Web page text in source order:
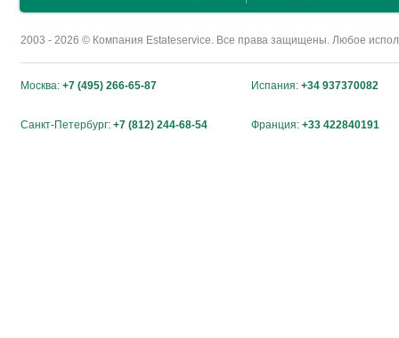
2003 - 2026 © Компания Estateservice. Все права защищены. Любое
Москва: +7 (495) 266-65-87 Испания: +34 937370082
Санкт-Петербург: +7 (812) 244-68-54 Франция: +33 422840191